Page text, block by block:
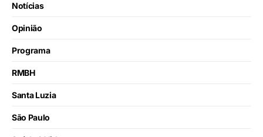
Notícias
Opinião
Programa
RMBH
Santa Luzia
São Paulo